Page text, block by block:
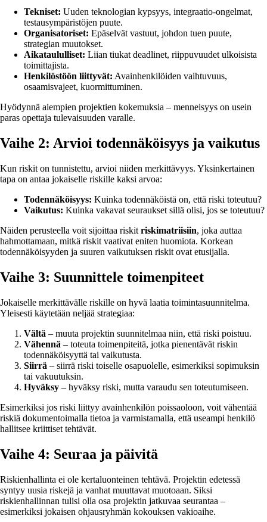
Tekniset: Uuden teknologian kypsyys, integraatio-ongelmat,
testausympäristöjen puute.
Organisatoriset: Epäselvät vastuut, johdon tuen puute,
strategian muutokset.
Aikataululliset: Liian tiukat deadlinet, riippuvuudet ulkoisista
toimittajista.
Henkilöstöön liittyvät: Avainhenkilöiden vaihtuvuus,
osaamisvajeet, kuormittuminen.
Hyödynnä aiempien projektien kokemuksia – menneisyys on usein
paras opettaja tulevaisuuden varalle.
Vaihe 2: Arvioi todennäköisyys ja vaikutus
Kun riskit on tunnistettu, arvioi niiden merkittävyys. Yksinkertainen
tapa on antaa jokaiselle riskille kaksi arvoa:
Todennäköisyys: Kuinka todennäköistä on, että riski toteutuu?
Vaikutus: Kuinka vakavat seuraukset sillä olisi, jos se toteutuu?
Näiden perusteella voit sijoittaa riskit riskimatriisiin, joka auttaa
hahmottamaan, mitkä riskit vaativat eniten huomiota. Korkean
todennäköisyyden ja suuren vaikutuksen riskit ovat etusijalla.
Vaihe 3: Suunnittele toimenpiteet
Jokaiselle merkittävälle riskille on hyvä laatia toimintasuunnitelma.
Yleisesti käytetään neljää strategiaa:
Vältä – muuta projektin suunnitelmaa niin, että riski poistuu.
Vähennä – toteuta toimenpiteitä, jotka pienentävät riskin
todennäköisyyttä tai vaikutusta.
Siirrä – siirrä riski toiselle osapuolelle, esimerkiksi sopimuksin
tai vakuutuksin.
Hyväksy – hyväksy riski, mutta varaudu sen toteutumiseen.
Esimerkiksi jos riski liittyy avainhenkilön poissaoloon, voit vähentää
riskiä dokumentoimalla tietoa ja varmistamalla, että useampi henkilö
hallitsee kriittiset tehtävät.
Vaihe 4: Seuraa ja päivitä
Riskienhallinta ei ole kertaluonteinen tehtävä. Projektin edetessä
syntyy uusia riskejä ja vanhat muuttavat muotoaan. Siksi
riskienhallinnan tulisi olla osa projektin jatkuvaa seurantaa –
esimerkiksi jokaisen ohjausryhmän kokouksen vakioaihe.